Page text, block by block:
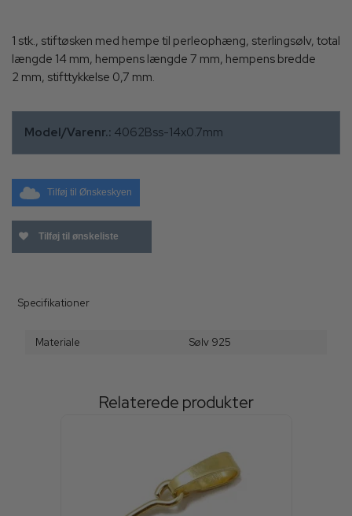
1 stk., stiftøsken med hempe til perleophæng, sterlingsølv, total
længde 14 mm, hempens længde 7 mm, hempens bredde
2 mm, stifttykkelse 0,7 mm.
Model/Varenr.: 4062Bss-14x0.7mm
Tilføj til Ønskeskyen
Tilføj til ønskeliste
Specifikationer
Materiale Sølv 925
Relaterede produkter